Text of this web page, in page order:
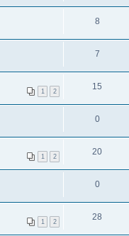
8
7
1 2 15
0
1 2 20
0
1 2 28